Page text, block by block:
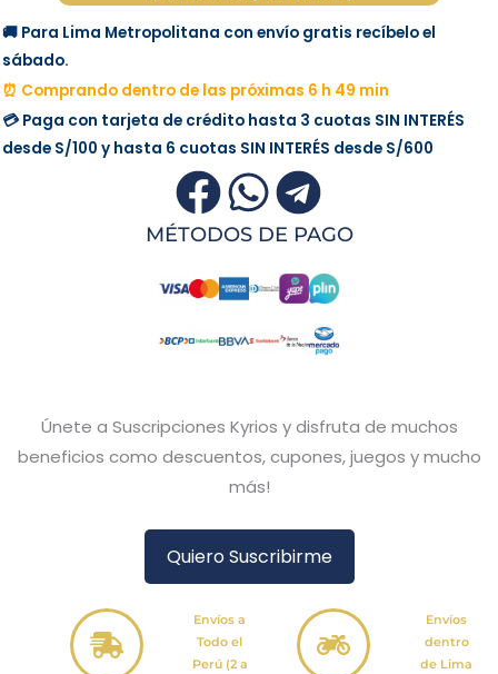
🚚 Para Lima Metropolitana con envío gratis recíbelo el
sábado.
⏰ Comprando dentro de las próximas 6 h 49 min
💳 Paga con tarjeta de crédito hasta 3 cuotas SIN INTERÉS
desde S/100 y hasta 6 cuotas SIN INTERÉS desde S/600
MÉTODOS DE PAGO
Únete a Suscripciones Kyrios y disfruta de muchos
beneficios como descuentos, cupones, juegos y mucho
más!
Quiero Suscribirme
Envíos a
Todo el
Perú (2 a
Envíos
dentro
de Lima